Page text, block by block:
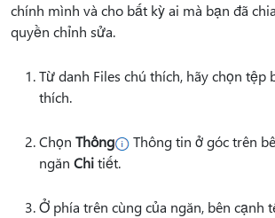
chính mình và cho bất kỳ ai mà bạn đã
quyền chỉnh sửa.
Từ danh Files chú thích, hãy chọn tệp
thích.
Chọn Thông
Thông tin ở góc trên
ngăn Chitiết.
Ở phía trên cùng của ngăn, bên cạnh